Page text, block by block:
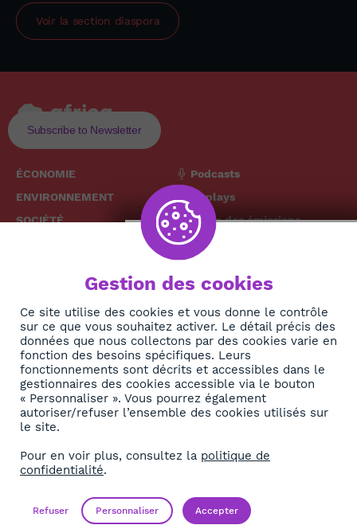
Voir la section diaspora
Subscribe to Newsletter
ÉCONOMIE
ENVIRONNEMENT
SOCIÉTÉ
DIASPORA
REJOIGNEZ-NOUS
Podcasts
Replays
Grille des émissions
À propos
Politique de confidentialité
The African
News Hub
NEWSLETTER
S'abonner
Gestion des cookies
Ce site utilise des cookies et vous donne le contrôle
sur ce que vous souhaitez activer. Le détail précis des
données que nous collectons par des cookies varie en
fonction des besoins spécifiques. Leurs
fonctionnements sont décrits et accessibles dans le
gestionnaires des cookies accessible via le bouton
« Personnaliser ». Vous pourrez également
autoriser/refuser l’ensemble des cookies utilisés sur
le site.
Pour en voir plus, consultez la politique de
confidentialité.
Refuser Personnaliser Accepter